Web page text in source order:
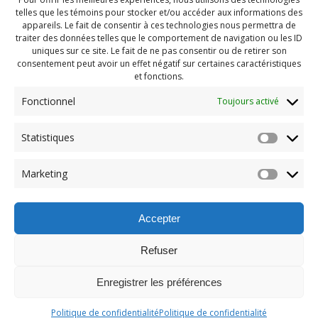
telles que les témoins pour stocker et/ou accéder aux informations des
appareils. Le fait de consentir à ces technologies nous permettra de
traiter des données telles que le comportement de navigation ou les ID
uniques sur ce site. Le fait de ne pas consentir ou de retirer son
consentement peut avoir un effet négatif sur certaines caractéristiques
et fonctions.
Fonctionnel Toujours activé
Statistiques
Marketing
Accepter
Refuser
Enregistrer les préférences
Politique de confidentialitéPolitique de confidentialité
Navigation
de
l'article
Previous
Pendragon Mai 2023 (15)
© 2026 Maison des Jeunes de Boucherville.